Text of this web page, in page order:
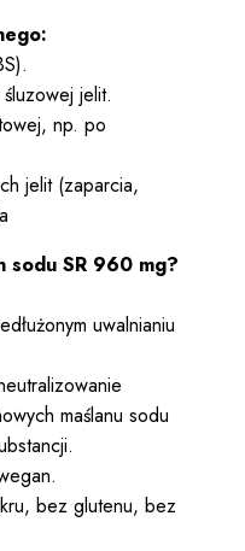
jelit.
np. po
jelit (zaparcia,
sodu SR 960 mg?
uwalnianiu
maślanu sodu
bez glutenu, bez